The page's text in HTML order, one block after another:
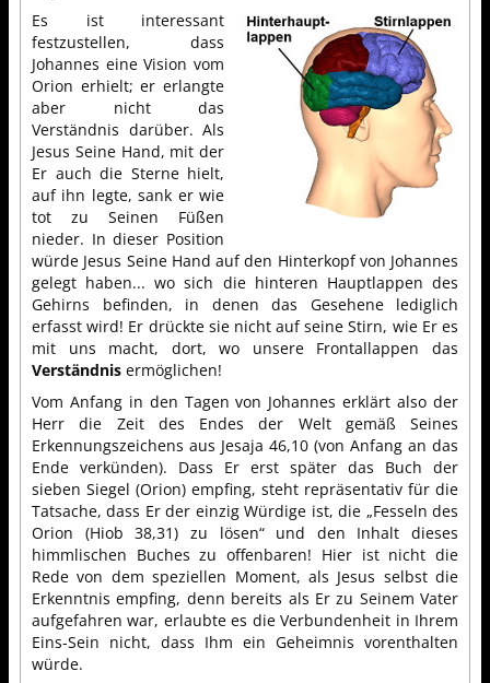
Es ist interessant
festzustellen, dass
Johannes eine Vision vom
Orion erhielt; er erlangte
aber nicht das
Verständnis darüber. Als
Jesus Seine Hand, mit der
Er auch die Sterne hielt,
auf ihn legte, sank er wie
tot zu Seinen Füßen
nieder. In dieser Position
würde Jesus Seine Hand auf den Hinterkopf von Johannes
gelegt haben... wo sich die hinteren Hauptlappen des
Gehirns befinden, in denen das Gesehene lediglich
erfasst wird! Er drückte sie nicht auf seine Stirn, wie Er es
mit uns macht, dort, wo unsere Frontallappen das
Verständnis ermöglichen!
Vom Anfang in den Tagen von Johannes erklärt also der
Herr die Zeit des Endes der Welt gemäß Seines
Erkennungszeichens aus Jesaja 46,10 (von Anfang an das
Ende verkünden). Dass Er erst später das Buch der
sieben Siegel (Orion) empfing, steht repräsentativ für die
Tatsache, dass Er der einzig Würdige ist, die „Fesseln des
Orion (Hiob 38,31) zu lösen“ und den Inhalt dieses
himmlischen Buches zu offenbaren! Hier ist nicht die
Rede von dem speziellen Moment, als Jesus selbst die
Erkenntnis empfing, denn bereits als Er zu Seinem Vater
aufgefahren war, erlaubte es die Verbundenheit in Ihrem
Eins-Sein nicht, dass Ihm ein Geheimnis vorenthalten
würde.